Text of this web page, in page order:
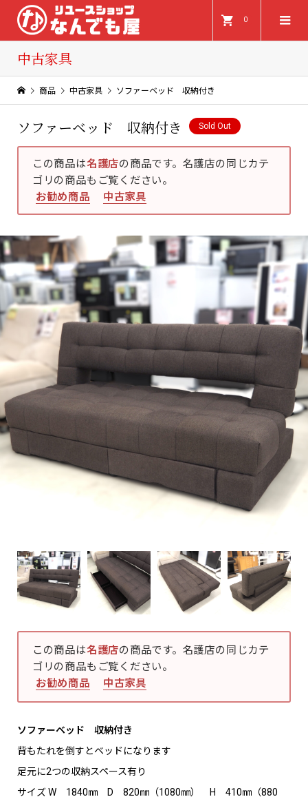
0
中古家具
商品 中古家具 ソファーベッド 収納付き
ソファーベッド 収納付き Sold Out
この商品は名護店の商品です。名護店の同じカテ
ゴリの商品もご覧ください。
お勧め商品
中古家具
この商品は名護店の商品です。名護店の同じカテ
ゴリの商品もご覧ください。
お勧め商品
中古家具
ソファーベッド 収納付き
背もたれを倒すとベッドになります
足元に2つの収納スペース有り
サイズ W 1840㎜ D 820㎜（1080㎜） H 410㎜（880